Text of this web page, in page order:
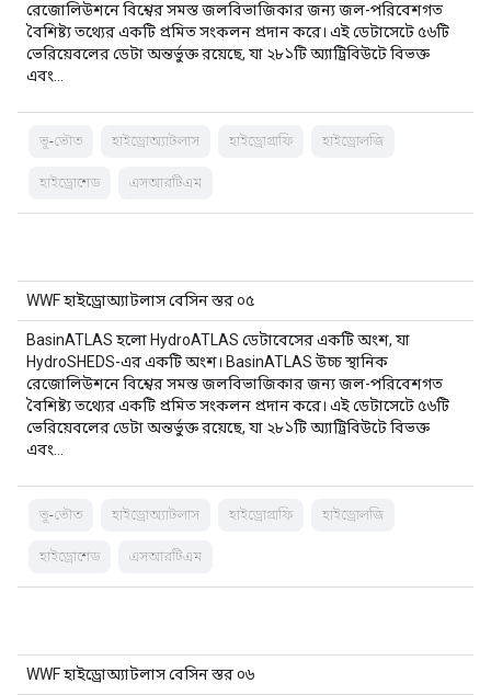
রেজোলিউশনে বিশ্বের সমস্ত জলবিভাজিকার জন্য জল-পরিবেশগত
বৈশিষ্ট্য তথ্যের একটি প্রমিত সংকলন প্রদান করে। এই ডেটাসেটে ৫৬টি
ভেরিয়েবলের ডেটা অন্তর্ভুক্ত রয়েছে, যা ২৮১টি অ্যাট্রিবিউটে বিভক্ত
এবং…
ভূ-ভৌত হাইড্রোঅ্যাটলাস হাইড্রোগ্রাফি হাইড্রোলজি
হাইড্রোশেড এসআরটিএম
WWF হাইড্রোঅ্যাটলাস বেসিন স্তর ০৫
BasinATLAS হলো HydroATLAS ডেটাবেসের একটি অংশ, যা
HydroSHEDS-এর একটি অংশ। BasinATLAS উচ্চ স্থানিক
রেজোলিউশনে বিশ্বের সমস্ত জলবিভাজিকার জন্য জল-পরিবেশগত
বৈশিষ্ট্য তথ্যের একটি প্রমিত সংকলন প্রদান করে। এই ডেটাসেটে ৫৬টি
ভেরিয়েবলের ডেটা অন্তর্ভুক্ত রয়েছে, যা ২৮১টি অ্যাট্রিবিউটে বিভক্ত
এবং…
ভূ-ভৌত হাইড্রোঅ্যাটলাস হাইড্রোগ্রাফি হাইড্রোলজি
হাইড্রোশেড এসআরটিএম
WWF হাইড্রোঅ্যাটলাস বেসিন স্তর ০৬